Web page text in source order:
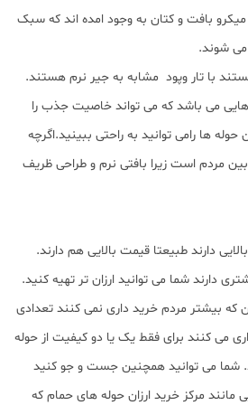
بافت و کتان به وجود امده اند که سبک
شوند.
با تار وپود مشابه به جیر نرم هستند.
می باشد که می تواند خاصیت جذب را
ها رامی توانید به راحتی ببینید.اگرچه
مردم است زیرا بافتی نرم و طراحی ظریف
دارند طبیعتا قیمت بالایی هم دارند.
دارند شما می توانید ارزان تر تهیه کنید.
که بیشتر مردم خرید داری نمی کنند تعدادی
می کنند برای فقط یک یا دو کیفیت از حوله
شما می توانید همچنین جست و جو کنید
مانند مرکز خرید ارزان حوله های حمام که